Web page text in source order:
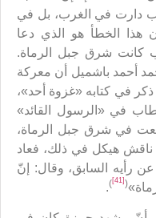
دارت في الغرب، بل في
هذا الخطأ هو الذي دعا
كانت شرق جبل الرماة.
أحمد باشميل أن معركة
في كتابه «غزوة أحد»،
في «الرسول القائد»
في شرق جبل الرماة،
ناقش هيكل في ذلك، فعاد
رأيه السابق، وقال: إنّ
(
[41]
)
.